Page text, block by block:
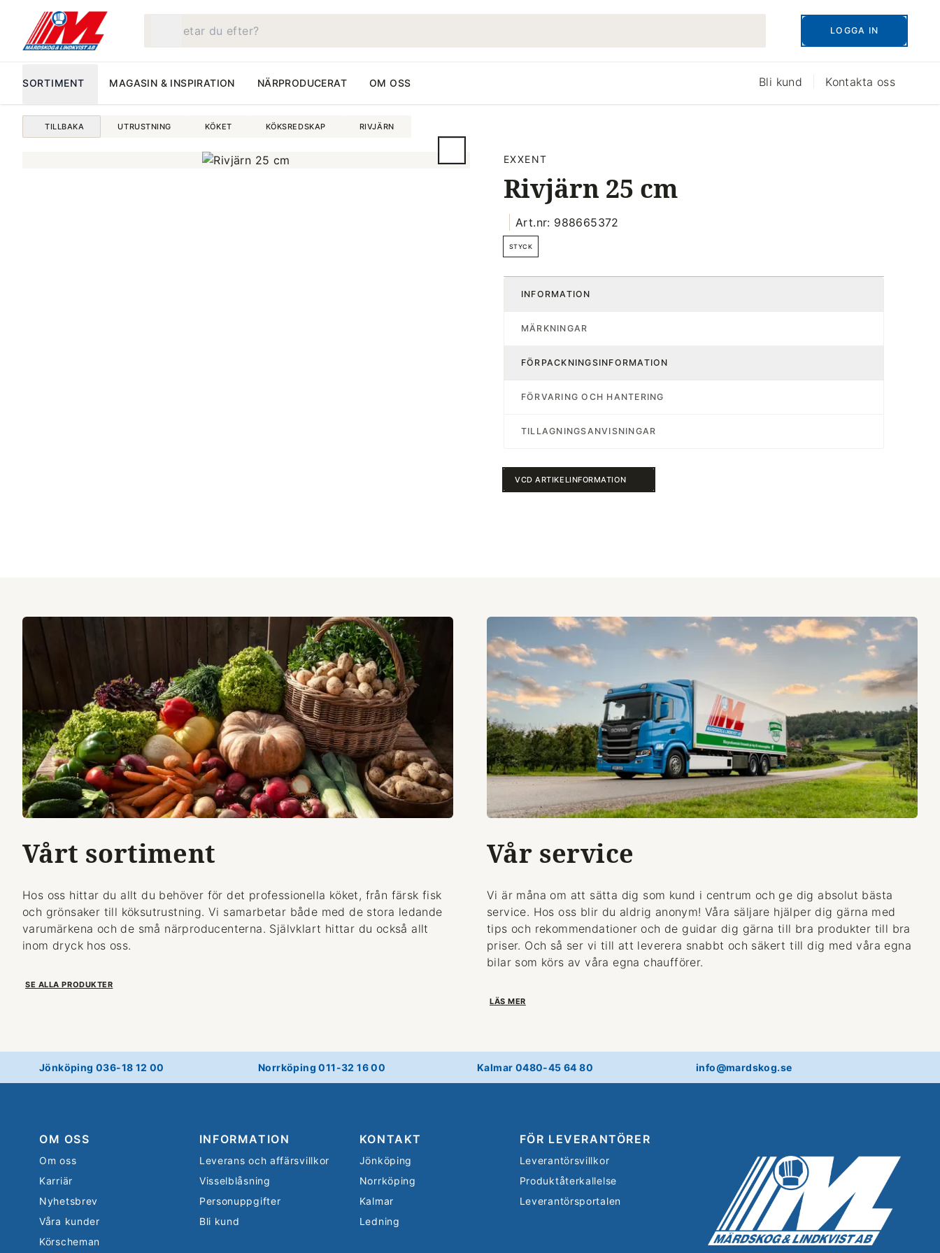
LOGGA IN
SORTIMENT MAGASIN & INSPIRATION NÄRPRODUCERAT OM OSS Bli kund Kontakta oss
TILLBAKA UTRUSTNING KÖKET KÖKSREDSKAP RIVJÄRN
EXXENT
Rivjärn 25 cm
Art.nr: 988665372
STYCK
INFORMATION
MÄRKNINGAR
FÖRPACKNINGSINFORMATION
FÖRVARING OCH HANTERING
TILLAGNINGSANVISNINGAR
VCD ARTIKELINFORMATION
Vårt sortiment
Hos oss hittar du allt du behöver för det professionella köket, från färsk fisk
och grönsaker till köksutrustning. Vi samarbetar både med de stora ledande
varumärkena och de små närproducenterna. Självklart hittar du också allt
inom dryck hos oss.
SE ALLA PRODUKTER
Vår service
Vi är måna om att sätta dig som kund i centrum och ge dig absolut bästa
service. Hos oss blir du aldrig anonym! Våra säljare hjälper dig gärna med
tips och rekommendationer och de guidar dig gärna till bra produkter till bra
priser. Och så ser vi till att leverera snabbt och säkert till dig med våra egna
bilar som körs av våra egna chaufförer.
LÄS MER
Jönköping 036-18 12 00 Norrköping 011-32 16 00 Kalmar 0480-45 64 80 info@mardskog.se
OM OSS
Om oss
Karriär
Nyhetsbrev
Våra kunder
Körscheman
INFORMATION
Leverans och affärsvillkor
Visselblåsning
Personuppgifter
Bli kund
KONTAKT
Jönköping
Norrköping
Kalmar
Ledning
FÖR LEVERANTÖRER
Leverantörsvillkor
Produktåterkallelse
Leverantörsportalen